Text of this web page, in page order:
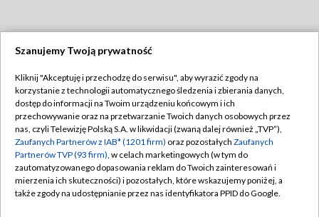
TVP
Abonament TVP
Emisja w TVP
Centrum informacji TVP
Naziemna Telewizja Cyfrowa
Regulamin TVP
Polityka prywatności
Moje zgody
Pomoc
Szanujemy Twoją prywatność
Kliknij "Akceptuję i przechodzę do serwisu", aby wyrazić zgody na
korzystanie z technologii automatycznego śledzenia i zbierania danych,
dostęp do informacji na Twoim urządzeniu końcowym i ich
przechowywanie oraz na przetwarzanie Twoich danych osobowych przez
nas, czyli Telewizję Polską S.A. w likwidacji (zwaną dalej również „TVP”),
Zaufanych Partnerów z IAB* (1201 firm) oraz pozostałych Zaufanych
Partnerów TVP (93 firm), w celach marketingowych (w tym do
zautomatyzowanego dopasowania reklam do Twoich zainteresowań i
mierzenia ich skuteczności) i pozostałych, które wskazujemy poniżej, a
także zgody na udostępnianie przez nas identyfikatora PPID do Google.